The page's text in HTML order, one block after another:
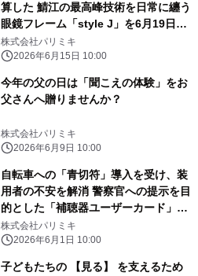
算した 鯖江の最高峰技術を日常に纏う
眼鏡フレーム「style J」を6月19日
(金)に発売
株式会社パリミキ
2026年6月15日 10:00
今年の父の日は「聞こえの体験」をお
父さんへ贈りませんか？
株式会社パリミキ
2026年6月9日 10:00
自転車への「青切符」導入を受け、装
用者の不安を解消 警察官への提示を目
的とした「補聴器ユーザーカード」を
配布開始
株式会社パリミキ
2026年6月1日 10:00
子どもたちの 【見る】 を支えるため